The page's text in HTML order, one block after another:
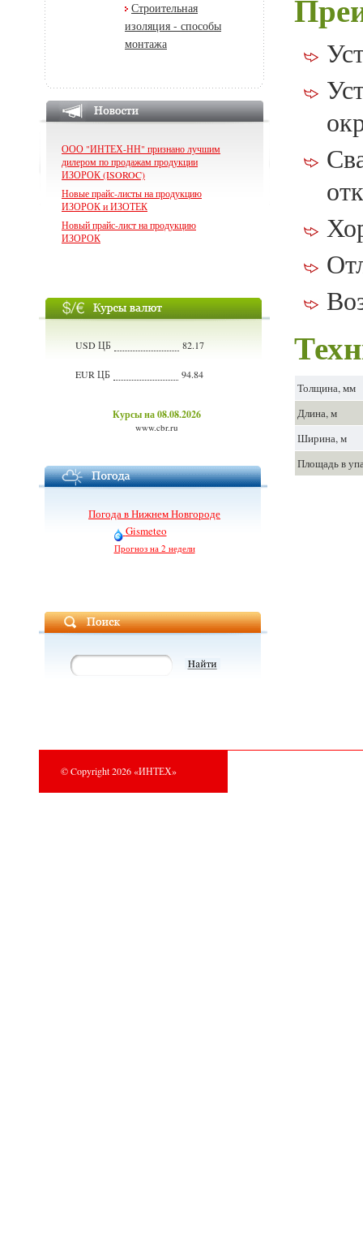
Строительная
изоляция - способы
монтажа
ООО "ИНТЕХ-НН" признано лучшим
дилером по продажам продукции
ИЗОРОК (ISOROC)
Новые прайс-листы на продукцию
ИЗОРОК и ИЗОТЕК
Новый прайс-лист на продукцию
ИЗОРОК
USD ЦБ 82.17
EUR ЦБ 94.84
Курсы на 08.08.2026
www.cbr.ru
Погода в Нижнем Новгороде
Gismeteo
Прогноз на 2 недели
Толщина, мм
Длина, м
Ширина, м
Площадь в
© Copyright 2026 «ИНТЕХ»